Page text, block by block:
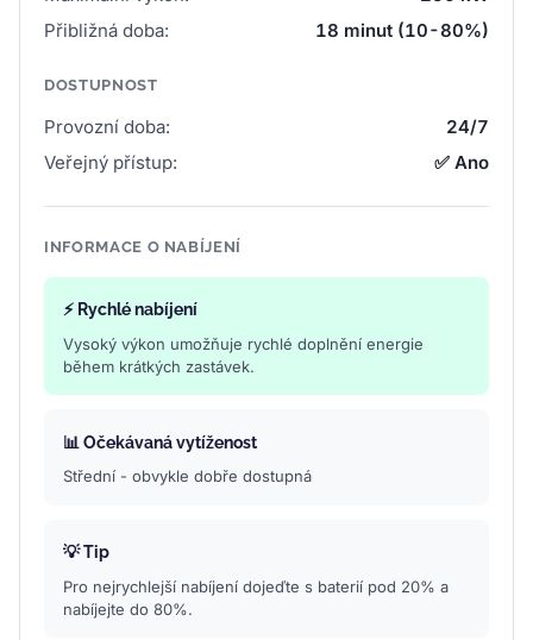
Přibližná doba:
18 minut (10-80%)
DOSTUPNOST
Provozní doba:
24/7
Veřejný přístup:
✅ Ano
INFORMACE O NABÍJENÍ
⚡ Rychlé nabíjení
Vysoký výkon umožňuje rychlé doplnění energie
během krátkých zastávek.
📊 Očekávaná vytíženost
Střední - obvykle dobře dostupná
💡 Tip
Pro nejrychlejší nabíjení dojeďte s baterií pod 20% a
nabíjejte do 80%.